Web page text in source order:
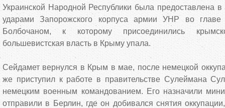
Украинской Народной Республики была предоставлена
ударами Запорожского корпуса армии УНР во
Болбочаном, к которому присоединились
большевистская власть в Крыму упала.
Сейдамет вернулся в Крым в мае, после немецкой
же приступил к работе в правительстве Сулеймана
немецким военным командованием. Его назначили
отправили в Берлин, где он добивался снятия